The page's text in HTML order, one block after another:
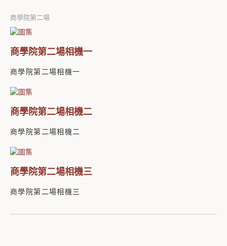
商學院第二場
商學院第二場相機一
商學院第二場相機一
商學院第二場相機二
商學院第二場相機二
商學院第二場相機三
商學院第二場相機三